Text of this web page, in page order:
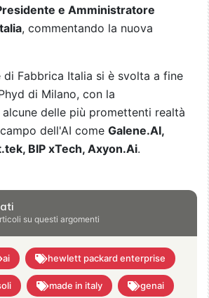
e Amministratore
, commentando la nuova
di Fabbrica Italia si è svolta a fine
di Milano, con la
delle più promettenti realtà
dell'AI come Galene.AI,
BIP xTech, Axyon.Ai.
su questi argomenti
ai hewlett packard enterprise
made in italy genai